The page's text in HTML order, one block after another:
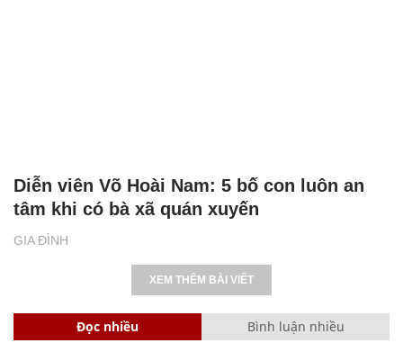
GIA ĐÌNH
Diễn viên Võ Hoài Nam: 5 bố con luôn an
tâm khi có bà xã quán xuyến
XEM THÊM BÀI VIẾT
Đọc nhiều Bình luận nhiều